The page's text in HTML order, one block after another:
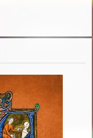
działalności